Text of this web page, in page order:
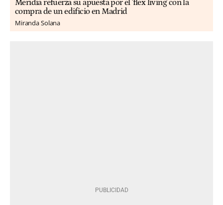
Meridia refuerza su apuesta por el 'flex living' con la
compra de un edificio en Madrid
Miranda Solana